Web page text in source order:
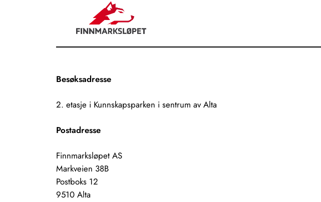
Besøksadresse
2. etasje i Kunnskapsparken i sentrum av Alta
Postadresse
Finnmarksløpet AS
Markveien 38B
Postboks 12
9510 Alta